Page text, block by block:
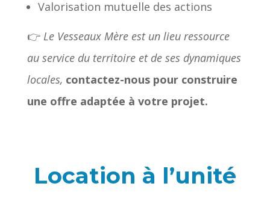
Valorisation mutuelle des actions
👉 Le Vesseaux Mère est un lieu ressource
au service du territoire et de ses dynamiques
locales, contactez-nous pour construire
une offre adaptée à votre projet.
Location à l’unité